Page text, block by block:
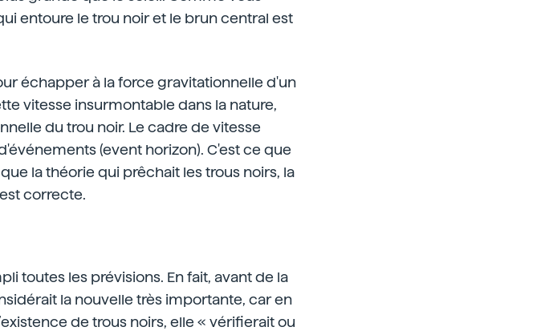
entoure le trou noir et le brun central est
échapper à la force gravitationnelle d'un
vitesse insurmontable dans la nature,
du trou noir. Le cadre de vitesse
(event horizon). C'est ce que
la théorie qui prêchait les trous noirs, la
correcte.
toutes les prévisions. En fait, avant de la
la nouvelle très importante, car en
de trous noirs, elle « vérifierait ou